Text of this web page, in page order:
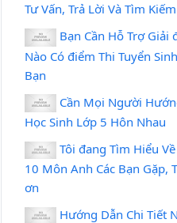
Tư Vấn, Trả Lời Và Tìm
Bạn Cần Hỗ Trợ Giải
Nào Có điểm Thi Tuyển
Bạn
Cần Mọi Người
Học Sinh Lớp 5 Hôn Nhau
Tôi đang Tìm Hiểu
10 Môn Anh Các Bạn Gặp,
ơn
Hướng Dẫn Chi Tiết